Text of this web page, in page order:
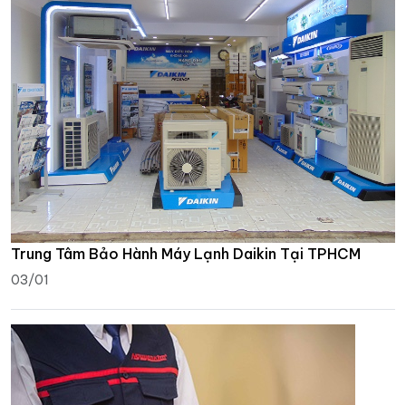
Trung Tâm Bảo Hành Máy Lạnh Daikin Tại TPHCM
03/01